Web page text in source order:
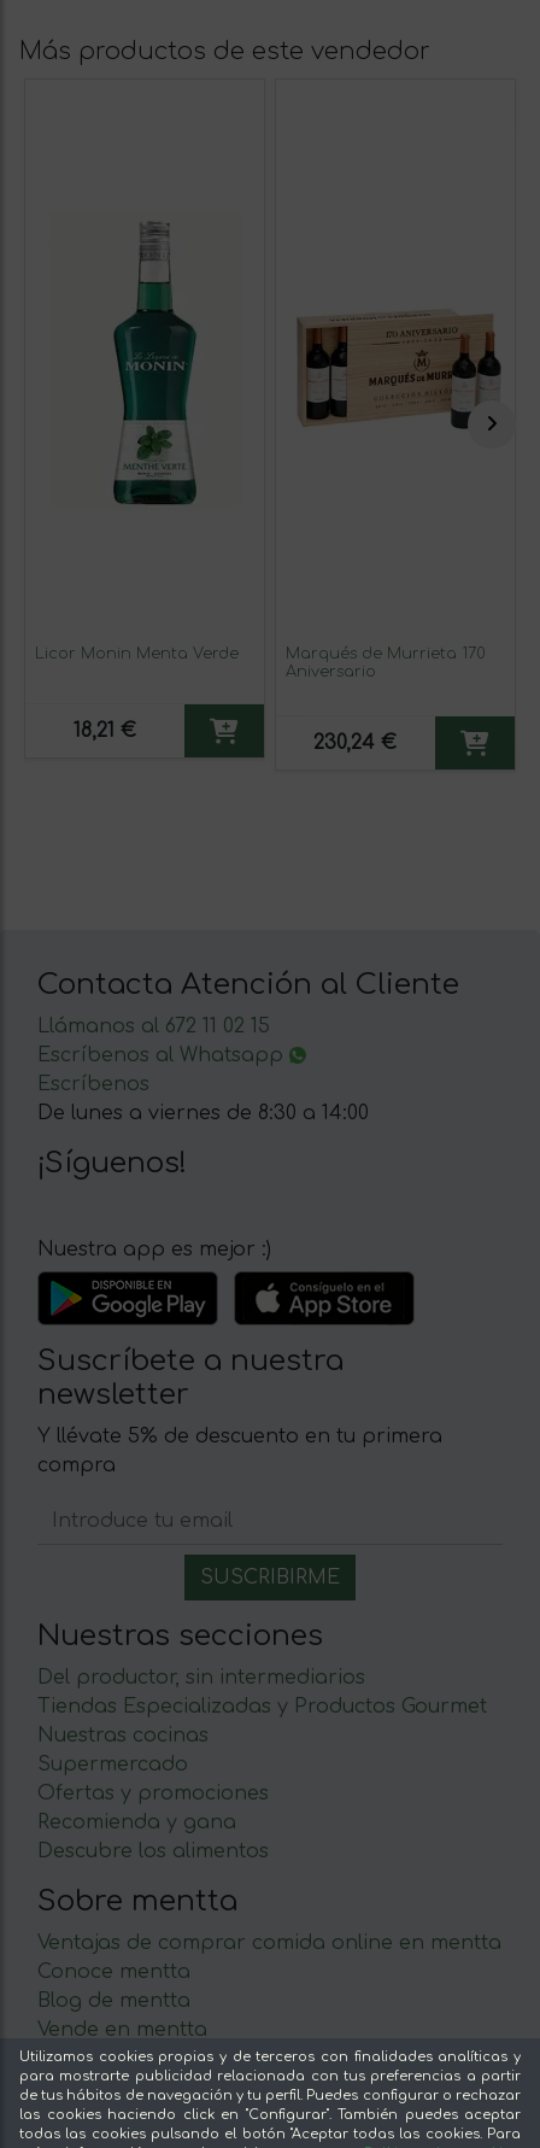
Más productos de este vendedor
Licor Monin Menta Verde
18,21 €
Marqués de Murrieta 170
Aniversario
230,24 €
Contacta Atención al Cliente
Llámanos al 672 11 02 15
Escríbenos al Whatsapp
Escríbenos
De lunes a viernes de 8:30 a 14:00
¡Síguenos!
Nuestra app es mejor :)
Suscríbete a nuestra
newsletter
Y llévate 5% de descuento en tu primera
compra
Nuestras secciones
Del productor, sin intermediarios
Tiendas Especializadas y Productos Gourmet
Nuestras cocinas
Supermercado
Ofertas y promociones
Recomienda y gana
Descubre los alimentos
Sobre mentta
Ventajas de comprar comida online en mentta
Conoce mentta
Blog de mentta
Vende en mentta
Fidelización
Preguntas frecuentes
Legal
Utilizamos cookies propias y de terceros con finalidades analíticas y
para mostrarte publicidad relacionada con tus preferencias a partir
de tus hábitos de navegación y tu perfil. Puedes configurar o rechazar
las cookies haciendo click en "Configurar". También puedes aceptar
todas las cookies pulsando el botón "Aceptar todas las cookies. Para